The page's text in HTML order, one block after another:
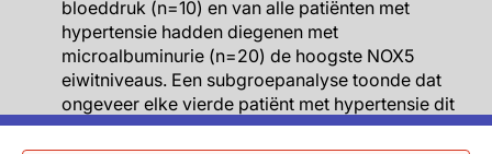
bloeddruk (n=10) en van alle patiënten met
hypertensie hadden diegenen met
microalbuminurie (n=20) de hoogste NOX5
eiwitniveaus. Een subgroepanalyse toonde dat
ongeveer elke vierde patiënt met hypertensie dit
hoog NOX5 mechotype zou hebben.